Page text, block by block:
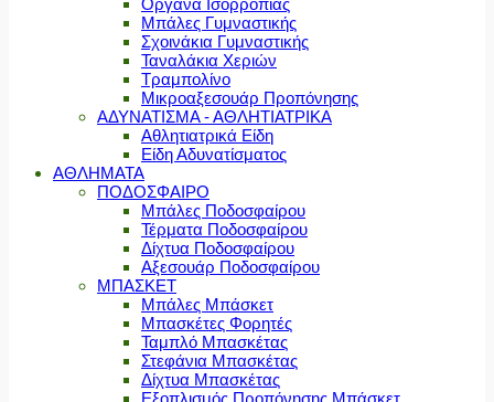
Μπάλες Γυμναστικής
Σχοινάκια Γυμναστικής
Ταναλάκια Χεριών
Τραμπολίνο
Μικροαξεσουάρ Προπόνησης
ΑΔΥΝΑΤΙΣΜΑ - ΑΘΛΗΤΙΑΤΡΙΚΑ
Αθλητιατρικά Είδη
Είδη Αδυνατίσματος
ΑΘΛΗΜΑΤΑ
ΠΟΔΟΣΦΑΙΡΟ
Μπάλες Ποδοσφαίρου
Τέρματα Ποδοσφαίρου
Δίχτυα Ποδοσφαίρου
Αξεσουάρ Ποδοσφαίρου
ΜΠΑΣΚΕΤ
Μπάλες Μπάσκετ
Μπασκέτες Φορητές
Ταμπλό Μπασκέτας
Στεφάνια Μπασκέτας
Δίχτυα Μπασκέτας
Εξοπλισμός Προπόνησης Μπάσκετ